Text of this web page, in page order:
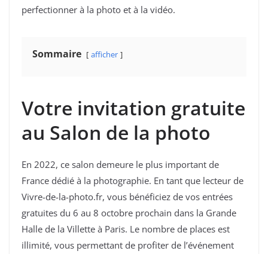
perfectionner à la photo et à la vidéo.
Sommaire afficher
Votre invitation gratuite
au Salon de la photo
En 2022, ce salon demeure le plus important de
France dédié à la photographie. En tant que lecteur de
Vivre-de-la-photo.fr, vous bénéficiez de vos entrées
gratuites du 6 au 8 octobre prochain dans la Grande
Halle de la Villette à Paris. Le nombre de places est
illimité, vous permettant de profiter de l’événement